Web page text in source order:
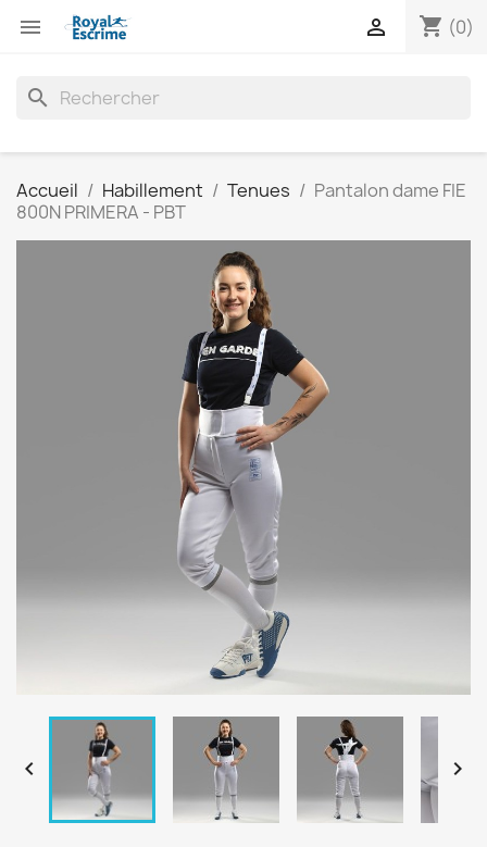
 shopping_cart (0)

search
Accueil Habillement Tenues
Pantalon dame FIE
800N PRIMERA - PBT
 